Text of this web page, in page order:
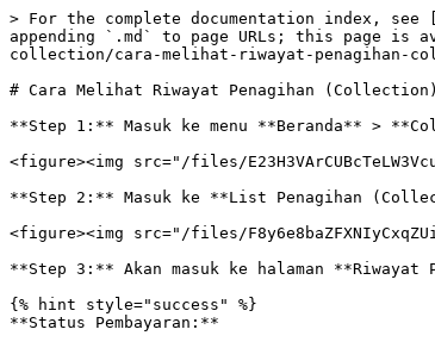
> For the complete documentation index,
appending `.md` to page URLs; this page is
collection/cara-melihat-riwayat-penagihan-
# Cara Melihat Riwayat Penagihan (Collection)
**Step 1:** Masuk ke menu **Beranda** >
<figure><img src="/files/
**Step 2:** Masuk ke **List Penagihan
<figure><img src="/files/
**Step 3:** Akan masuk ke halaman **Riwayat
{% hint style="success" %}
**Status Pembayaran:**